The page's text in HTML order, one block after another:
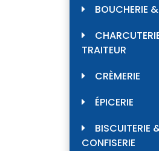
BOUCHERIE
TRAITEUR
CRÈMERIE
ÉPICERIE
BISCUITERIE
CONFISERIE